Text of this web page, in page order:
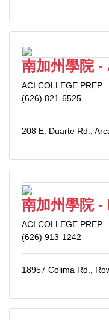
南加州學院
ACI COLLEGE PREP
(626) 821-6525
208 E. Duarte Rd.,
南加州學院
ACI COLLEGE PREP
(626) 913-1242
18957 Colima Rd.,